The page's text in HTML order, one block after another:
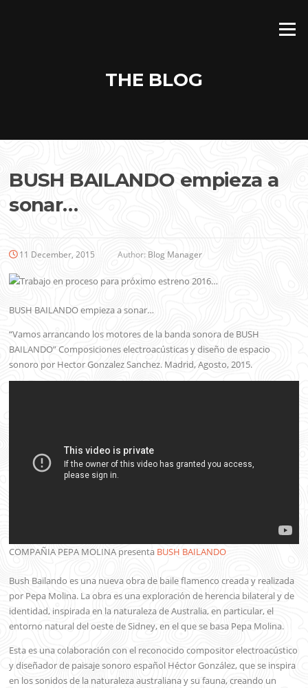
Menu
THE BLOG
BUSH BAILANDO empieza a
sonar…
11 December, 2015 Author: Blog Manager
BUSH BAILANDO empieza a sonar…
“Vamos arrancando los motores de la banda sonora de BUSH
BAILANDO” Composiciones electroacústicas y diseño de espacio
sonoro por Hector Gonzalez Sanchez. Madrid, Agosto, 2015.
COMPAÑIA PEPA MOLINA presenta BUSH BAILANDO
Bush Bailando es una nueva obra de baile flamenco creada y realizada
por Pepa Molina. La obra es una exploración de herencia bilateral y de
identidad, inspirada en la naturaleza de Australia, en particular, el
entorno natural del oeste de Sidney, en el que se basa Pepa Molina.
Esta es una colaboración con el reconocido compositor electroacústico
y diseñador de paisaje sonoro español Héctor González, que se inspira
en los sonidos de la naturaleza australiana y su fauna, creando un